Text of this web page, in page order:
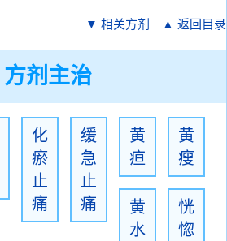
▼ 相关方剂 ▲ 返回目录
方剂主治
化
瘀
止
痛
缓
急
止
痛
黄
疸
黄
瘦
黄
水
恍
惚